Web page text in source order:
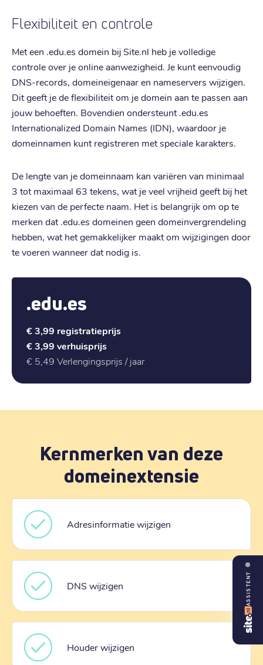
Flexibiliteit en controle
Met een .edu.es domein bij Site.nl heb je volledige
controle over je online aanwezigheid. Je kunt eenvoudig
DNS-records, domeineigenaar en nameservers wijzigen.
Dit geeft je de flexibiliteit om je domein aan te passen aan
jouw behoeften. Bovendien ondersteunt .edu.es
Internationalized Domain Names (IDN), waardoor je
domeinnamen kunt registreren met speciale karakters.
De lengte van je domeinnaam kan variëren van minimaal
3 tot maximaal 63 tekens, wat je veel vrijheid geeft bij het
kiezen van de perfecte naam. Het is belangrijk om op te
merken dat .edu.es domeinen geen domeinvergrendeling
hebben, wat het gemakkelijker maakt om wijzigingen door
te voeren wanneer dat nodig is.
.edu.es
€ 3,99 registratieprijs
€ 3,99 verhuisprijs
€ 5,49 Verlengingsprijs / jaar
Kernmerken van deze
domeinextensie
Adresinformatie wijzigen
DNS wijzigen
Houder wijzigen
ASSISTENT